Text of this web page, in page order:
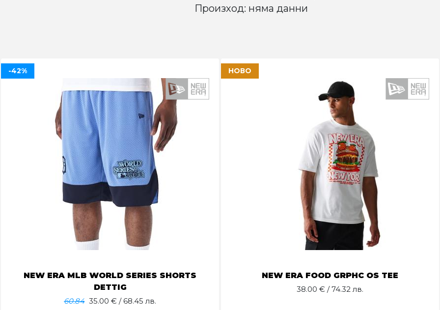
Произход: няма данни
NEW ERA MLB WORLD SERIES SHORTS
DETTIG
60.84 35.00 € / 68.45 лв.
-42%
NEW ERA FOOD GRPHC OS TEE
38.00 € / 74.32 лв.
НОВО